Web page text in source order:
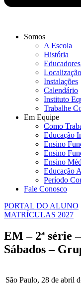
Somos
A Escola
História
Educadores
Localização
Instalações
Calendário
Instituto
Trabalhe
Em Equipe
Como
Educação
Ensino
Ensino
Ensino
Educação
Período
Fale Conosco
PORTAL DO ALUNO
MATRÍCULAS 2027
EM – 2ª série
Sábados –
São Paulo, 28 de abril